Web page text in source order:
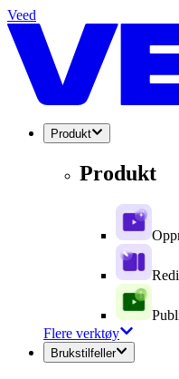
Veed
Produkt
Produkt
Flere verktøy
Brukstilfeller